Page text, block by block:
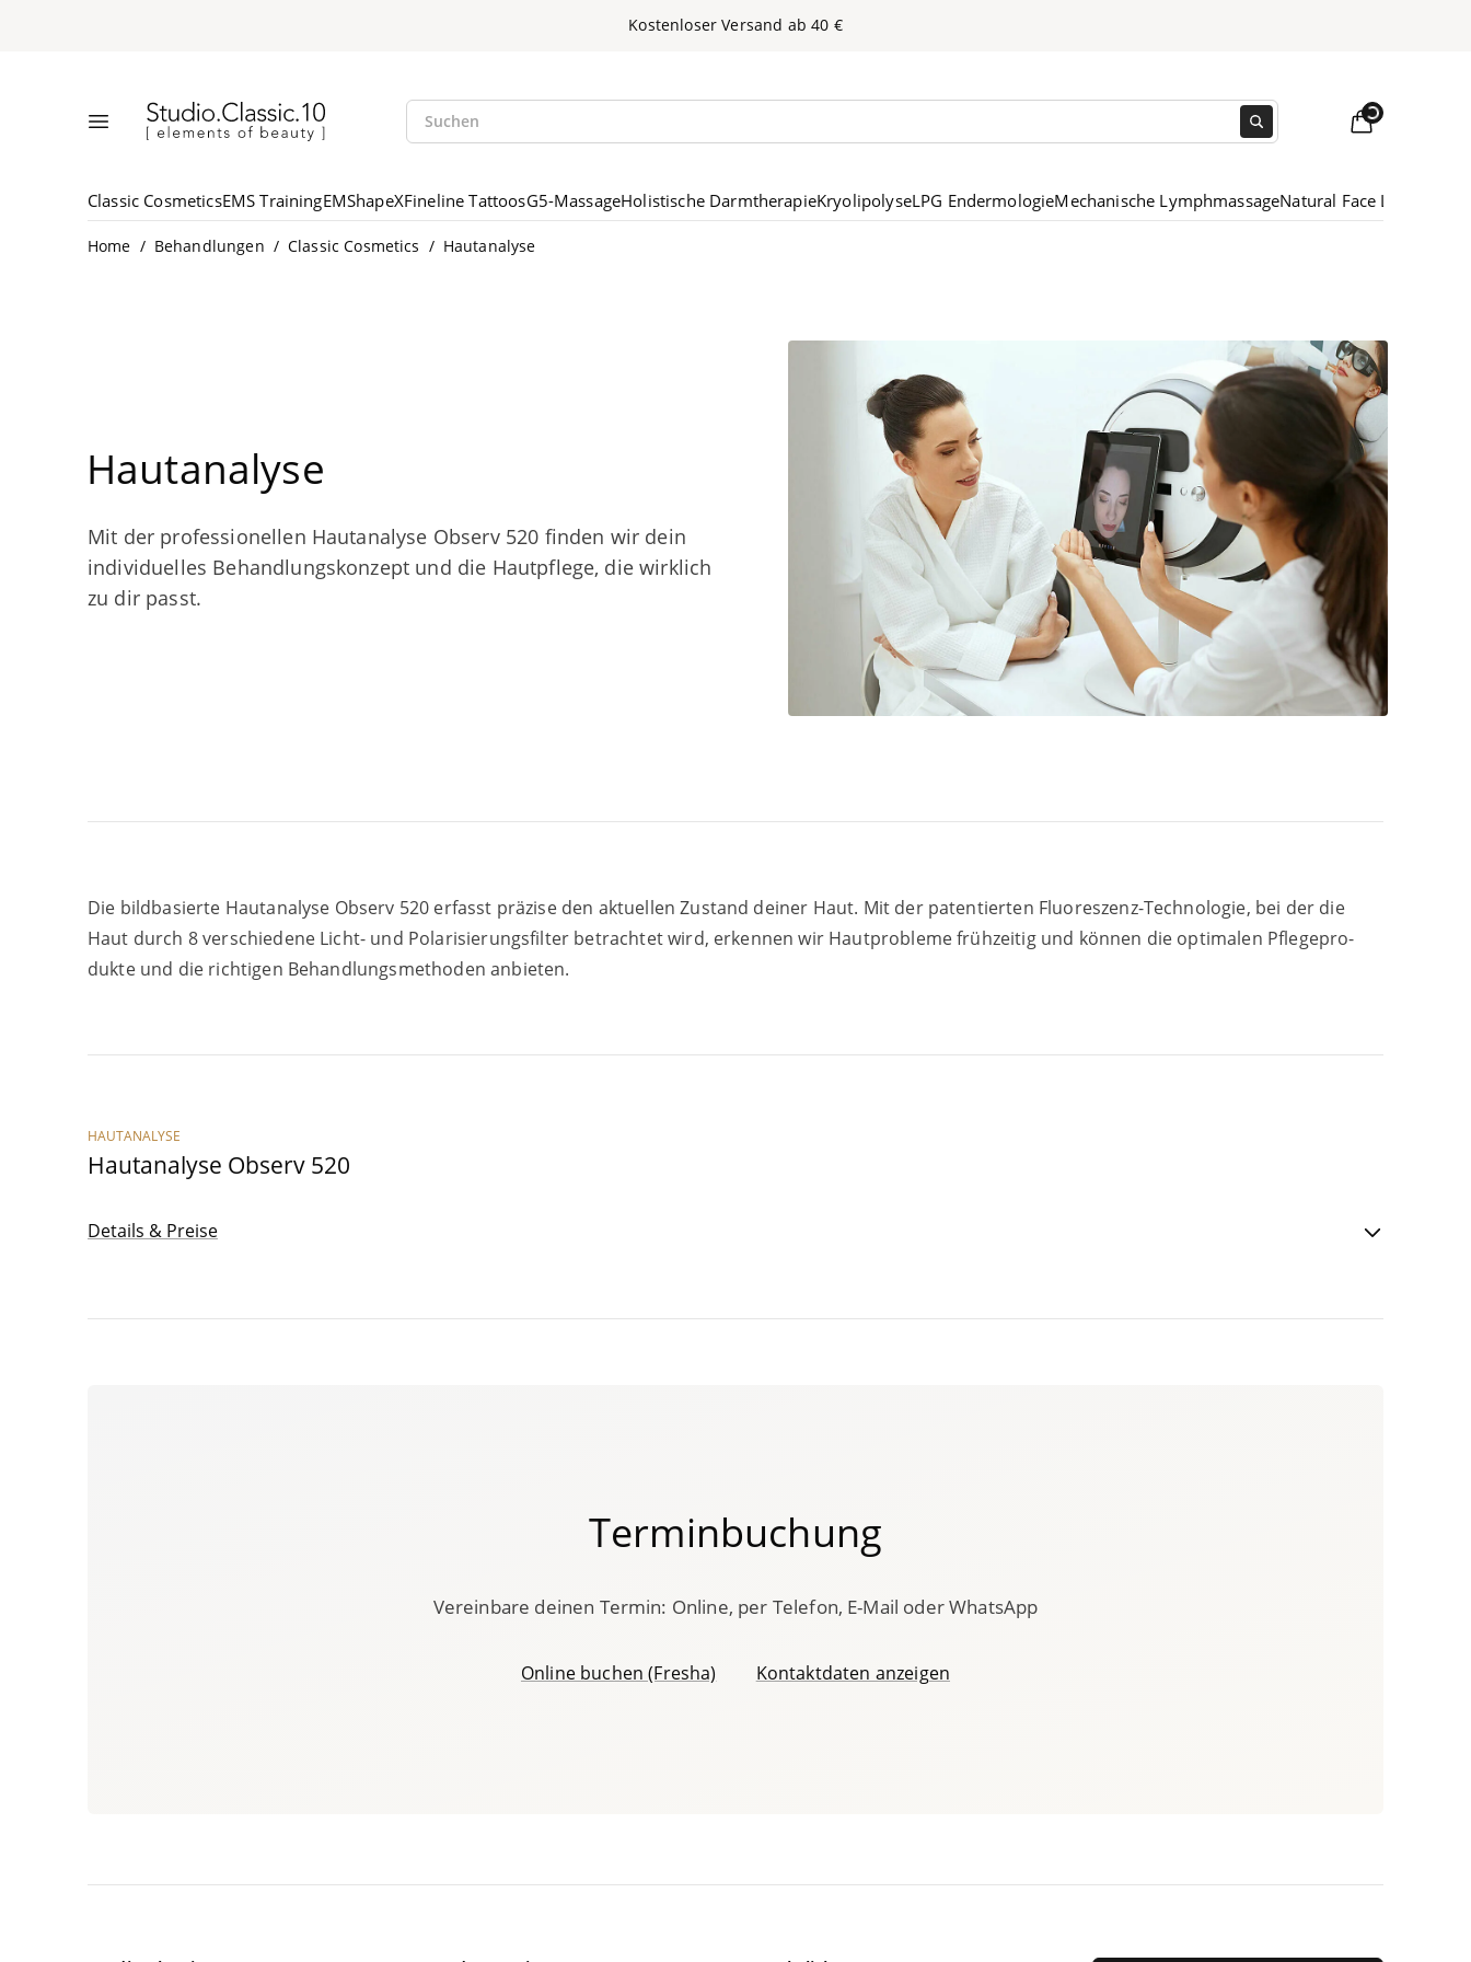
Kos­ten­lo­ser Ver­sand ab40 €
Menü öffnen
Studio.Classic.10 Suchen
Suche öffnen Loading...
Classic CosmeticsEMS TrainingEMShapeXFineline TattoosG5-MassageHolistische DarmtherapieKryolipolyseLPG EndermologieMechanische LymphmassageNatural Face Lift
Home / Behandlungen / Classic Cosmetics / Hautanalyse
Haut­ana­ly­se
Mit der pro­fes­sio­nel­len Haut­ana­ly­se Observ 520 fin­den wir dein
indi­vi­du­el­les Behand­lungs­kon­zept und die Haut­pfle­ge, die wirk­lich
zu dir passt.
Die bild­ba­sier­te Haut­ana­ly­se Observ 520 erfasst prä­zi­se den aktu­el­len Zustand dei­ner Haut. Mit der paten­tier­ten Fluo­res­zenz-Tech­no­lo­gie, bei der die
Haut durch 8ver­schie­de­ne Licht- und Pola­ri­sie­rungs­fil­ter betrach­tet wird, erken­nen wir Haut­pro­ble­me früh­zei­tig und kön­nen die opti­ma­len Pfle­ge­pro­
duk­te und die rich­ti­gen Behand­lungs­me­tho­den anbieten.
HAUTANALYSE
Haut­ana­ly­se Observ 520
Details & Preise
Terminbuchung
Vereinbare deinen Termin: Online, per Telefon, E-Mail oder WhatsApp
Online buchen (Fresha) Kontaktdaten anzeigen